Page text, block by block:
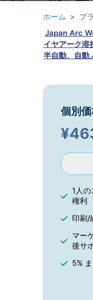
ホーム
プ
Japan Arc
イヤアーク溶
半自動、自動
個別
¥
1人
権利
印刷/
マー
後サ
5%